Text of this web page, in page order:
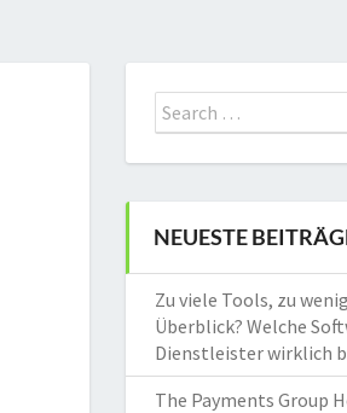
Search
for:
NEUESTE
Zu viele Tools, zu wenig
Überblick? Welche
Dienstleister wirklich
The Payments Group